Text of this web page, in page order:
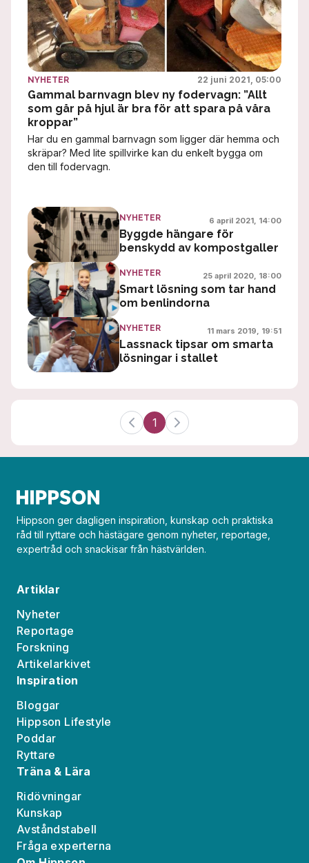
NYHETER 22 juni 2021, 05:00
Gammal barnvagn blev ny fodervagn: ”Allt
som går på hjul är bra för att spara på våra
kroppar”
Har du en gammal barnvagn som ligger där hemma och
skräpar? Med lite spillvirke kan du enkelt bygga om
den till fodervagn.
NYHETER 6 april 2021, 14:00
Byggde hängare för
benskydd av kompostgaller
NYHETER 25 april 2020, 18:00
Smart lösning som tar hand
om benlindorna
NYHETER 11 mars 2019, 19:51
Lassnack tipsar om smarta
lösningar i stallet
1
Hippson ger dagligen inspiration, kunskap och praktiska
råd till ryttare och hästägare genom nyheter, reportage,
expertråd och snackisar från hästvärlden.
Artiklar
Nyheter
Reportage
Forskning
Artikelarkivet
Inspiration
Bloggar
Hippson Lifestyle
Poddar
Ryttare
Träna & Lära
Ridövningar
Kunskap
Avståndstabell
Fråga experterna